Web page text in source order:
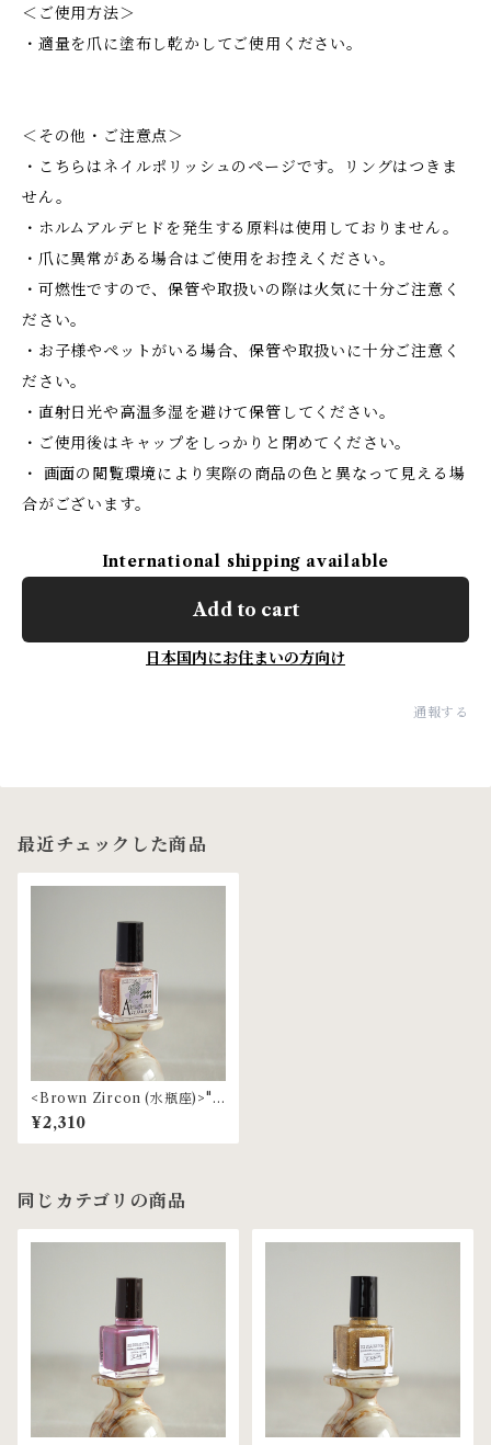
＜ご使用方法＞
・適量を爪に塗布し乾かしてご使用ください。
＜その他・ご注意点＞
・こちらはネイルポリッシュのページです。リングはつきま
せん。
・ホルムアルデヒドを発生する原料は使用しておりません。
・爪に異常がある場合はご使用をお控えください。
・可燃性ですので、保管や取扱いの際は火気に十分ご注意く
ださい。
・お子様やペットがいる場合、保管や取扱いに十分ご注意く
ださい。
・直射日光や高温多湿を避けて保管してください。
・ご使用後はキャップをしっかりと閉めてください。
・ 画面の閲覧環境により実際の商品の色と異なって見える場
合がございます。
International shipping available
Add to cart
日本国内にお住まいの方向け
通報する
最近チェックした商品
<Brown Zircon (水瓶座)>"g
em stone" nail polish
¥2,310
同じカテゴリの商品